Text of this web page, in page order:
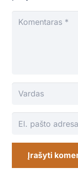
Įrašyti